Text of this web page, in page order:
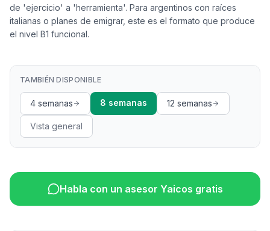
de 'ejercicio' a 'herramienta'. Para argentinos con raíces
italianas o planes de emigrar, este es el formato que produce
el nivel B1 funcional.
TAMBIÉN DISPONIBLE
4 semanas 8 semanas 12 semanas
Vista general
Habla con un asesor Yaicos gratis